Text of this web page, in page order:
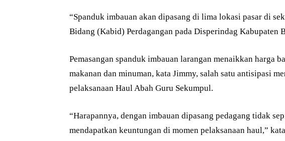
“Spanduk imbauan akan dipasang di lima lokasi pasar di
Bidang (Kabid) Perdagangan pada Disperindag Kabupaten
Pemasangan spanduk imbauan larangan menaikkan harga
makanan dan minuman, kata Jimmy, salah satu antisipasi
pelaksanaan Haul Abah Guru Sekumpul.
“Harapannya, dengan imbauan dipasang pedagang tidak
mendapatkan keuntungan di momen pelaksanaan haul,”